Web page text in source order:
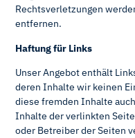
Rechtsverletzungen
entfernen.
Haftung für Links
Unser Angebot enthält
deren Inhalte wir keinen
diese fremden Inhalte
Inhalte der verlinkten
oder Betreiber der Seiten